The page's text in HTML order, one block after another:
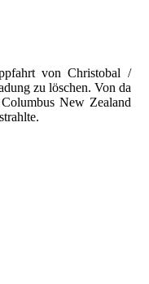
von Christobal /
zu löschen. Von da
New Zealand